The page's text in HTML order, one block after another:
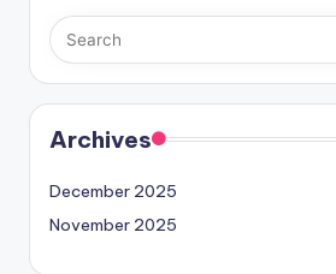
Archives
December 2025
November 2025